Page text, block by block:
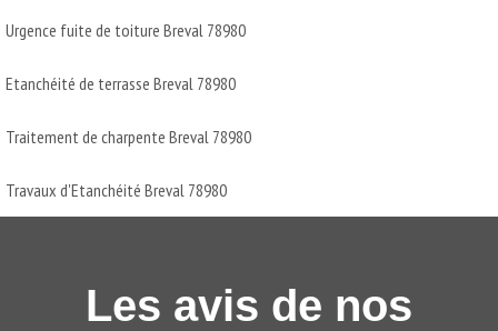
Urgence fuite de toiture Breval 78980
Etanchéité de terrasse Breval 78980
Traitement de charpente Breval 78980
Travaux d'Etanchéité Breval 78980
Les avis de nos